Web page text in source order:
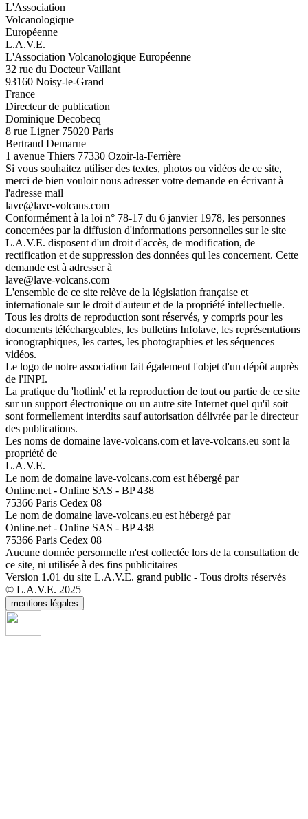
L'Association
Volcanologique
Européenne
L.A.V.E.
L'Association Volcanologique Européenne
32 rue du Docteur Vaillant
93160 Noisy-le-Grand
France
Directeur de publication
Dominique Decobecq
8 rue Ligner 75020 Paris
Bertrand Demarne
1 avenue Thiers 77330 Ozoir-la-Ferrière
Si vous souhaitez utiliser des textes, photos ou vidéos de ce site,
merci de bien vouloir nous adresser votre demande en écrivant à
l'adresse mail
lave@lave-volcans.com
Conformément à la loi n° 78-17 du 6 janvier 1978, les personnes
concernées par la diffusion d'informations personnelles sur le site
L.A.V.E. disposent d'un droit d'accès, de modification, de
rectification et de suppression des données qui les concernent. Cette
demande est à adresser à
lave@lave-volcans.com
L'ensemble de ce site relève de la législation française et
internationale sur le droit d'auteur et de la propriété intellectuelle.
Tous les droits de reproduction sont réservés, y compris pour les
documents téléchargeables, les bulletins Infolave, les représentations
iconographiques, les cartes, les photographies et les séquences
vidéos.
Le logo de notre association fait également l'objet d'un dépôt auprès
de l'INPI.
La pratique du 'hotlink' et la reproduction de tout ou partie de ce site
sur un support électronique ou un autre site Internet quel qu'il soit
sont formellement interdits sauf autorisation délivrée par le directeur
des publications.
Les noms de domaine lave-volcans.com et lave-volcans.eu sont la
propriété de
L.A.V.E.
Le nom de domaine lave-volcans.com est hébergé par
Online.net - Online SAS - BP 438
75366 Paris Cedex 08
Le nom de domaine lave-volcans.eu est hébergé par
Online.net - Online SAS - BP 438
75366 Paris Cedex 08
Aucune donnée personnelle n'est collectée lors de la consultation de
ce site, ni utilisée à des fins publicitaires
Version 1.01 du site L.A.V.E. grand public - Tous droits réservés
© L.A.V.E. 2025
mentions légales